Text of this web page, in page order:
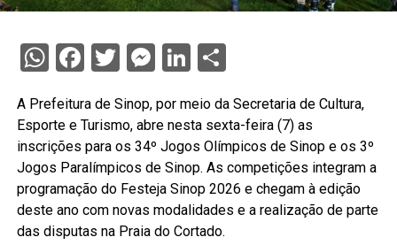
WhatsApp
Facebook
Twitter
Messenger
LinkedIn
Share
A Prefeitura de Sinop, por meio da Secretaria de Cultura,
Esporte e Turismo, abre nesta sexta-feira (7) as
inscrições para os 34º Jogos Olímpicos de Sinop e os 3º
Jogos Paralímpicos de Sinop. As competições integram a
programação do Festeja Sinop 2026 e chegam à edição
deste ano com novas modalidades e a realização de parte
das disputas na Praia do Cortado.